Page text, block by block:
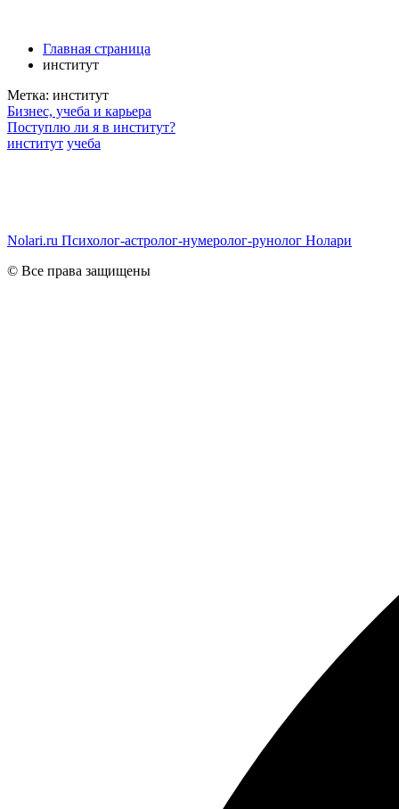
Главная страница
институт
Метка: институт
Бизнес, учеба и карьера
Поступлю ли я в институт?
институт учеба
Nolari.ru Психолог-астролог-нумеролог-рунолог Нолари
© Все права защищены